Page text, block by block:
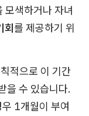
모색하거나 자녀
회를 제공하기 위
적으로 이 기간
을 수 있습니다.
1개월이 부여